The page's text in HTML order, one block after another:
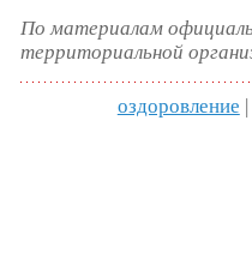
По материалам
территориальной
оздоровление